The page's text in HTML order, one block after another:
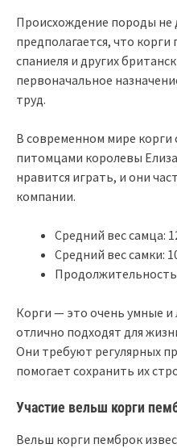
Происхождение породы не
предполагается, что
спаниеля и других
первоначальное
труд.
В современном мире
питомцами королевы
нравится играть, и они
компании.
Средний вес самца:
Средний вес самки:
Корги — это очень умные
отлично подходят для
Они требуют регулярных
помогает сохранить их
Участие вельш корги
Вельш корги пемброк